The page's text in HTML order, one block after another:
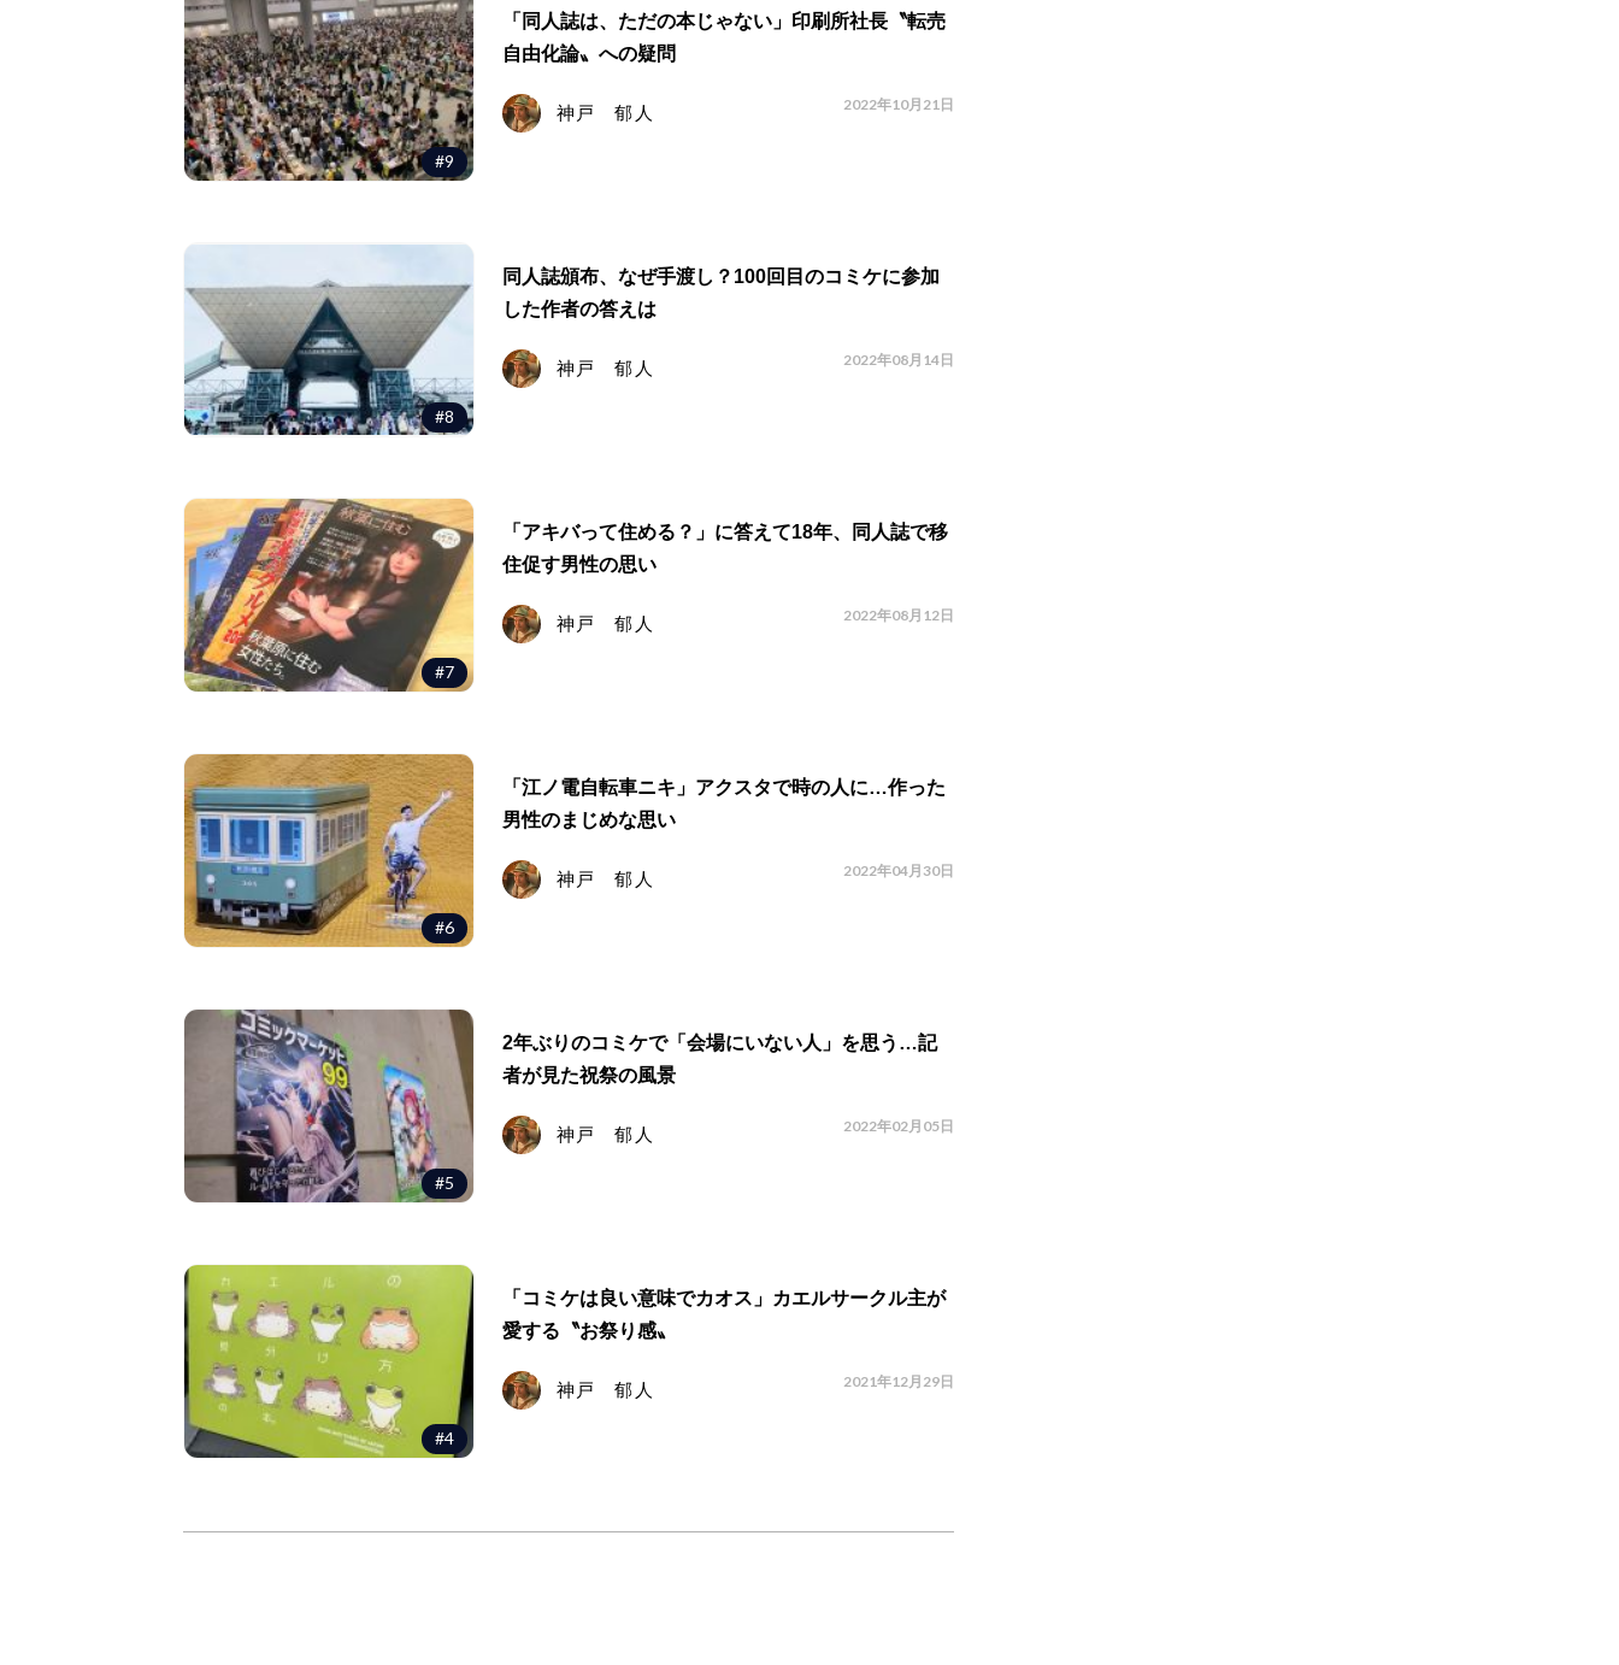
#9
「同人誌は、ただの本じゃない」印刷所社長〝転売
自由化論〟への疑問
神戸 郁人 2022年10月21日
#8
同人誌頒布、なぜ手渡し？100回目のコミケに参加
した作者の答えは
神戸 郁人 2022年08月14日
#7
「アキバって住める？」に答えて18年、同人誌で移
住促す男性の思い
神戸 郁人 2022年08月12日
#6
「江ノ電自転車ニキ」アクスタで時の人に…作った
男性のまじめな思い
神戸 郁人 2022年04月30日
#5
2年ぶりのコミケで「会場にいない人」を思う…記
者が見た祝祭の風景
神戸 郁人 2022年02月05日
#4
「コミケは良い意味でカオス」カエルサークル主が
愛する〝お祭り感〟
神戸 郁人 2021年12月29日